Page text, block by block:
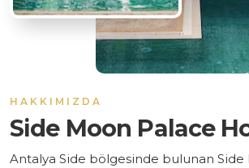
HAKKIMIZDA
Side Moon Palace
Antalya Side bölgesinde bulunan Side